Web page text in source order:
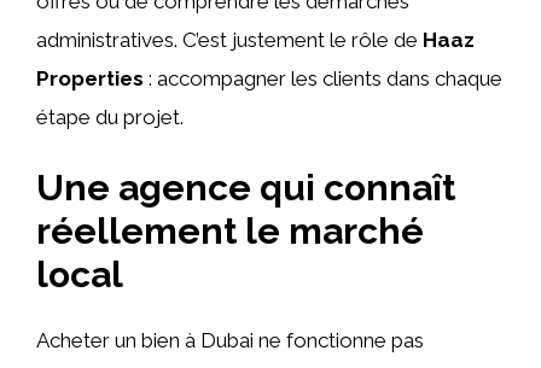
administratives. C’est justement le rôle de Haaz
Properties : accompagner les clients dans chaque
étape du projet.
Une agence qui connaît
réellement le marché
local
Acheter un bien à Dubai ne fonctionne pas